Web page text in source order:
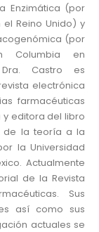
Enzimática (por
Reino Unido) y
(por
Columbia en
Castro es
electrónica
farmacéuticas
y editora del libro
de la teoría a la
la Universidad
Actualmente
de la Revista
Sus
así como sus
actuales se